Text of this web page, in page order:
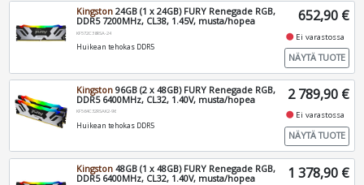
Kingston 24GB (1 x 24GB) FURY Renegade RGB,
DDR5 7200MHz, CL38, 1.45V, musta/hopea
KF572C38RSA-24
Huikean tehokas DDR5
652,90 €
fiber_manual_record Ei varastossa
NÄYTÄ TUOTE
Kingston 96GB (2 x 48GB) FURY Renegade RGB,
DDR5 6400MHz, CL32, 1.40V, musta/hopea
KF564C32RSAK2-96
Huikean tehokas DDR5
2 789,90 €
fiber_manual_record Ei varastossa
NÄYTÄ TUOTE
Kingston 48GB (1 x 48GB) FURY Renegade RGB,
DDR5 6400MHz, CL32, 1.40V, musta/hopea
1 378,90 €